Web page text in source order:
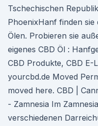
Tschechischen
PhoenixHanf finden sie
Ölen. Probieren sie
eigenes CBD Öl :
CBD Produkte, CBD E-
yourcbd.de Moved
moved here. CBD |
- Zamnesia Im
verschiedenen